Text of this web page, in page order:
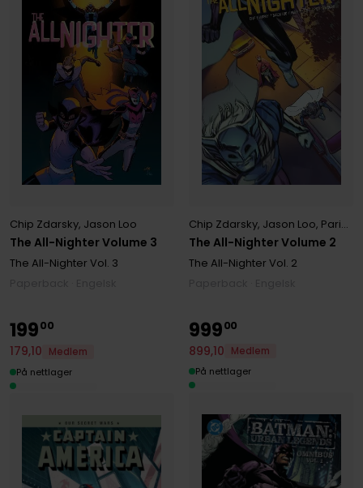
The All-Nighter Volume 3
Chip Zdarsky, Jason Loo
The All-Nighter Vol. 3
The All-Nighter Volume 2
Chip Zdarsky, Jason Loo, Paris Alleyne
The All-Nighter Vol. 2
19900
179,10
Medlem
På nettlager
99900
899,10
Medlem
På nettlager